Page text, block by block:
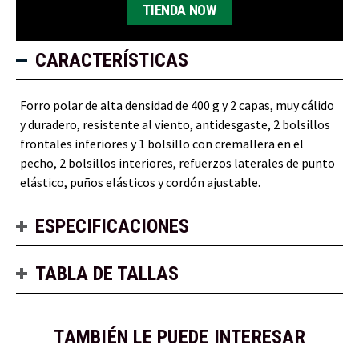
TIENDA NOW
CARACTERÍSTICAS
Forro polar de alta densidad de 400 g y 2 capas, muy cálido
y duradero, resistente al viento, antidesgaste, 2 bolsillos
frontales inferiores y 1 bolsillo con cremallera en el
pecho, 2 bolsillos interiores, refuerzos laterales de punto
elástico, puños elásticos y cordón ajustable.
ESPECIFICACIONES
TABLA DE TALLAS
TAMBIÉN LE PUEDE INTERESAR